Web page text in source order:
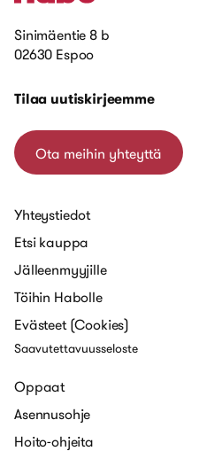
Sinimäentie 8 b
02630 Espoo
Tilaa uutiskirjeemme
Ota meihin yhteyttä
Yhteystiedot
Etsi kauppa
Jälleenmyyjille
Töihin Habolle
Evästeet (Cookies)
Saavutettavuusseloste
Oppaat
Asennusohje
Hoito-ohjeita